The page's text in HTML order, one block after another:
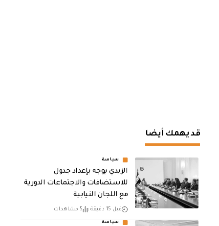
قد يهمك أيضا
سياسة
الزيدي يوجه بإعداد جدول
للاستضافات والاجتماعات الدورية
مع اللجان النيابية
قبل 15 دقيقة 5 مشاهدات
سياسة